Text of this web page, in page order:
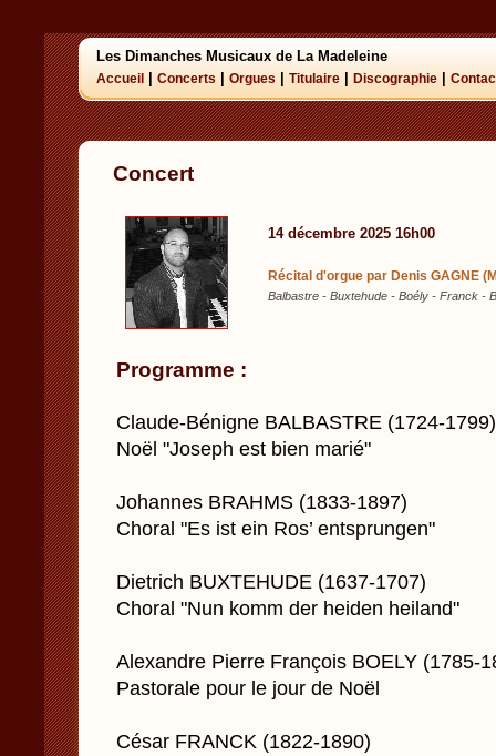
Les Dimanches Musicaux de La Madeleine
Accueil Concerts Orgues Titulaire Discographie
Concert
14 décembre 2025 16h00
Récital d'orgue par Denis GAGNE
Balbastre - Buxtehude - Boély - Franck -
Programme :
Claude-Bénigne BALBASTRE (1724-1799)
Noël "Joseph est bien marié"
Johannes BRAHMS (1833-1897)
Choral "Es ist ein Ros’ entsprungen"
Dietrich BUXTEHUDE (1637-1707)
Choral "Nun komm der heiden heiland"
Alexandre Pierre François BOELY (1785-
Pastorale pour le jour de Noël
César FRANCK (1822-1890)